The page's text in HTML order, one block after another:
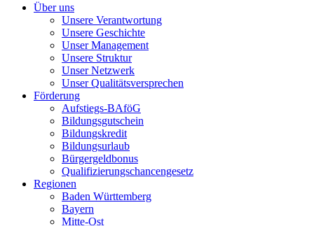
Über uns
Unsere Verantwortung
Unsere Geschichte
Unser Management
Unsere Struktur
Unser Netzwerk
Unser Qualitätsversprechen
Förderung
Aufstiegs-BAföG
Bildungsgutschein
Bildungskredit
Bildungsurlaub
Bürgergeldbonus
Qualifizierungschancengesetz
Regionen
Baden Württemberg
Bayern
Mitte-Ost